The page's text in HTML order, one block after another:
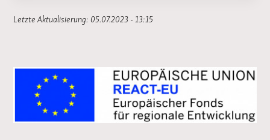
Letzte Aktualisierung: 05.07.2023 - 13:15